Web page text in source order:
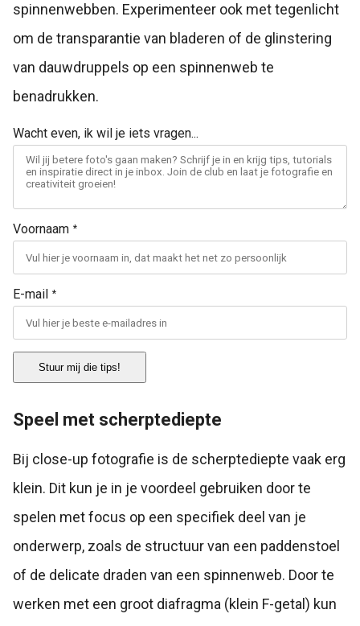
spinnenwebben. Experimenteer ook met tegenlicht
om de transparantie van bladeren of de glinstering
van dauwdruppels op een spinnenweb te
benadrukken.
Wacht even, ik wil je iets vragen...
Voornaam *
E-mail *
Stuur mij die tips!
Speel met scherptediepte
Bij close-up fotografie is de scherptediepte vaak erg
klein. Dit kun je in je voordeel gebruiken door te
spelen met focus op een specifiek deel van je
onderwerp, zoals de structuur van een paddenstoel
of de delicate draden van een spinnenweb. Door te
werken met een groot diafragma (klein F-getal) kun